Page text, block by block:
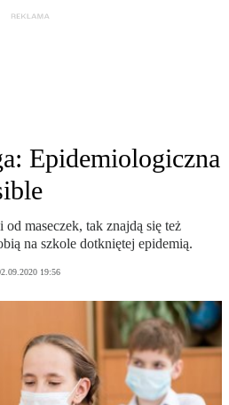
Epidemiologiczna
maseczek, tak znajdą się też
na szkole dotkniętej epidemią.
19:56